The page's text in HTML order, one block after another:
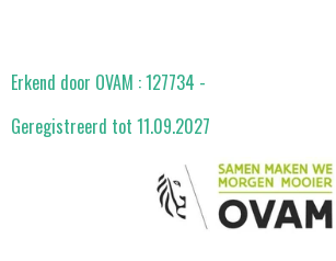
Erkend door OVAM : 127734 -
Geregistreerd tot 11.09.2027